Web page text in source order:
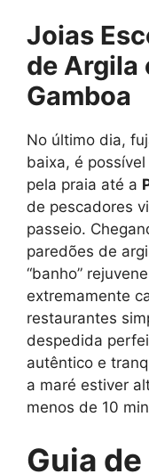
Joias
de Argila
Gamboa
No último dia,
baixa, é
pela praia até a
de pescadores
passeio.
paredões de
“banho”
extremamente
restaurantes
despedida
autêntico e
a maré estiver
menos de 10
Guia